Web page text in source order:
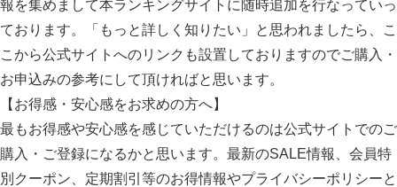
報を集めまして本ランキングサイトに随時追加を行なっていっ
ております。「もっと詳しく知りたい」と思われましたら、こ
こから公式サイトへのリンクも設置しておりますのでご購入・
お申込みの参考にして頂ければと思います。
【お得感・安心感をお求めの方へ】
最もお得感や安心感を感じていただけるのは公式サイトでのご
購入・ご登録になるかと思います。最新のSALE情報、会員特
別クーポン、定期割引等のお得情報やプライバシーポリシーと